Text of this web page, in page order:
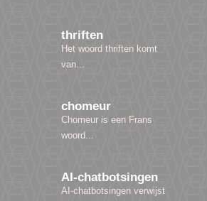
thriften
Het woord thriften komt
van...
chomeur
Chomeur is een Frans
woord...
AI-chatbotsingen
AI-chatbotsingen verwijst